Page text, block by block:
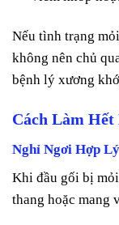
Nếu tình trạng
không nên chủ
bệnh lý xương
Cách Làm
Nghỉ Ngơi Hợp Lý
Khi đầu gối bị
thang hoặc mang